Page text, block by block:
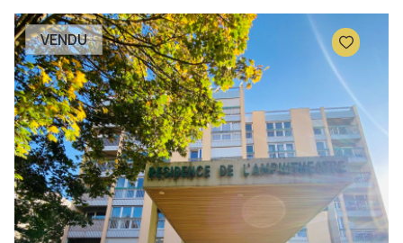
VENDU